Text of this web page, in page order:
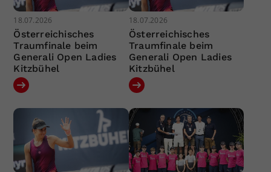
18.07.2026
Österreichisches
Traumfinale beim
Generali Open Ladies
Kitzbühel
18.07.2026
Österreichisches
Traumfinale beim
Generali Open Ladies
Kitzbühel